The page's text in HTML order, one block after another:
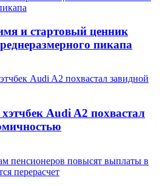
и стартовый ценник
пикапа
Audi A2 похвастал